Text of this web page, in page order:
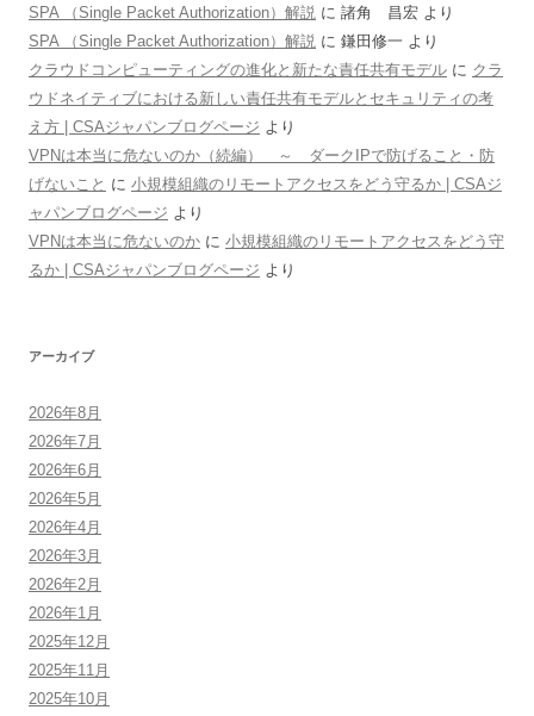
SPA （Single Packet Authorization）解説 に 諸角 昌宏 より
SPA （Single Packet Authorization）解説 に 鎌田修一 より
クラウドコンピューティングの進化と新たな責任共有モデル に クラ
ウドネイティブにおける新しい責任共有モデルとセキュリティの考
え方 | CSAジャパンブログページ より
VPNは本当に危ないのか（続編） ～ ダークIPで防げること・防
げないこと に 小規模組織のリモートアクセスをどう守るか | CSAジ
ャパンブログページ より
VPNは本当に危ないのか に 小規模組織のリモートアクセスをどう守
るか | CSAジャパンブログページ より
アーカイブ
2026年8月
2026年7月
2026年6月
2026年5月
2026年4月
2026年3月
2026年2月
2026年1月
2025年12月
2025年11月
2025年10月